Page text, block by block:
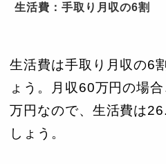
生活費：手取り月収の6割
生活費は手取り月収の6
ょう。月収60万円の場
万円なので、生活費は
しょう。